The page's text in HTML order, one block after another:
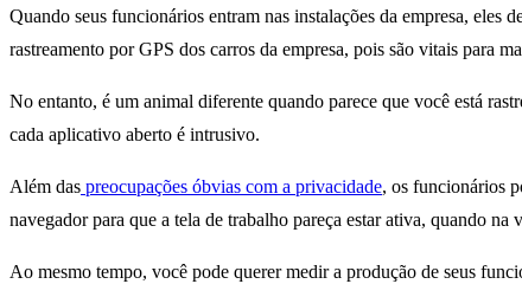
Quando seus funcionários entram nas instalações da empresa,
rastreamento por GPS dos carros da empresa, pois são vitais para
No entanto, é um animal diferente quando parece que você está
cada aplicativo aberto é intrusivo.
Além das preocupações óbvias com a privacidade, os funcionários
navegador para que a tela de trabalho pareça estar ativa, quando na
Ao mesmo tempo, você pode querer medir a produção de seus